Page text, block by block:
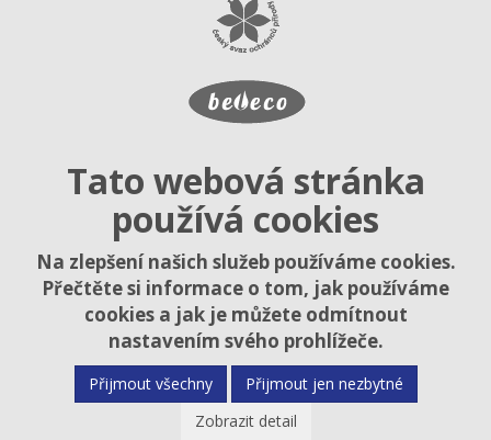
Tato webová stránka
používá cookies
Na zlepšení našich služeb používáme cookies.
Přečtěte si informace o tom, jak používáme
cookies a jak je můžete odmítnout
nastavením svého prohlížeče.
Přijmout všechny
Přijmout jen nezbytné
Zobrazit detail